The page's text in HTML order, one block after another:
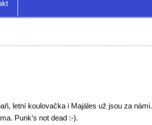
letní koulovačka i Majáles už jsou za námi.
Punk’s not dead :-).